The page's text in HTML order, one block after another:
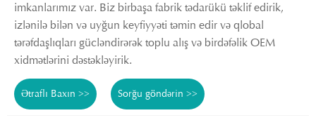
imkanlarımız var. Biz birbaşa fabrik tədarükü təklif edirik,
izlənilə bilən və uyğun keyfiyyəti təmin edir və qlobal
tərəfdaşlıqları gücləndirərək toplu alış və birdəfəlik OEM
xidmətlərini dəstəkləyirik.
Ətraflı Baxın >> Sorğu göndərin >>